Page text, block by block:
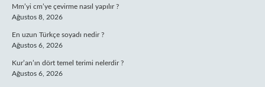
Mm’yi cm’ye çevirme nasıl yapılır ?
Ağustos 8, 2026
En uzun Türkçe soyadı nedir ?
Ağustos 6, 2026
Kur’an’ın dört temel terimi nelerdir ?
Ağustos 6, 2026